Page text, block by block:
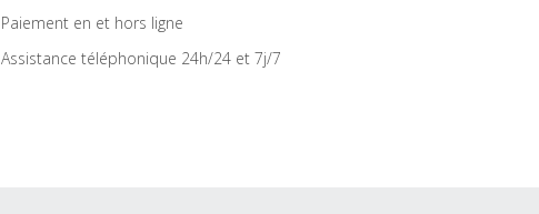
Paiement en et hors ligne
Assistance téléphonique 24h/24 et 7j/7